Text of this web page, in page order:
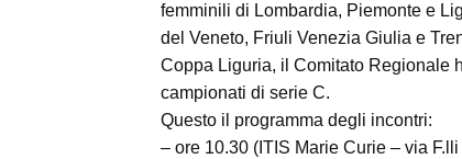
femminili di Lombardia, Piemonte e
del Veneto, Friuli Venezia Giulia e
Coppa Liguria, il Comitato Regionale
campionati di serie C.
Questo il programma degli incontri:
– ore 10.30 (ITIS Marie Curie – via